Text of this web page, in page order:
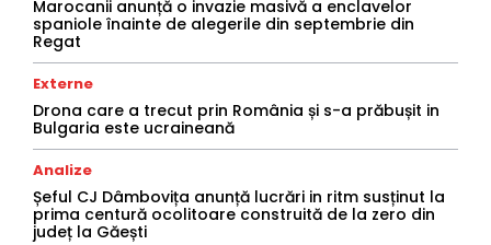
Marocanii anunță o invazie masivă a enclavelor
spaniole înainte de alegerile din septembrie din
Regat
Externe
Drona care a trecut prin România și s-a prăbușit in
Bulgaria este ucraineană
Analize
Șeful CJ Dâmbovița anunță lucrări in ritm susținut la
prima centură ocolitoare construită de la zero din
județ la Găești